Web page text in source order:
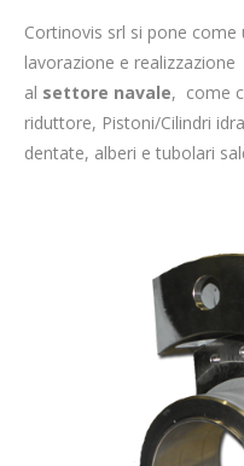
Cortinovis srl si pone
lavorazione e
al settore navale, come
riduttore, Pistoni/Cilindri
dentate, alberi e tubolari